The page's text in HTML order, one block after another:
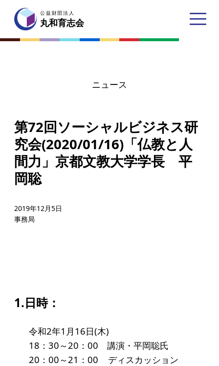
公益財団法人
丸和育志会
丸和育志会とは
理事長あいさつ
丸和育志会の目指す未来
学生のみなさんへ
起業家のみなさんへ
起業を考えている
沿革
組織
公益財団法人
丸和育志会
ニュース
第72回ソーシャルビジネス研
究会(2020/01/16)「仏教と人
間力」京都文教大学学長 平
岡聡
2019年12月5日
事務局
1.日時：
令和2年1月16日(木)
18：30～20：00 講演・平岡聡氏
20：00～21：00 ディスカッション